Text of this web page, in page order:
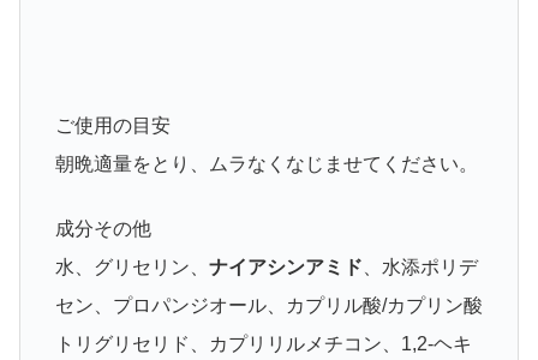
ご使用の目安
朝晩適量をとり、ムラなくなじませてください。
成分その他
水、グリセリン、 ナイアシンアミド 、水添ポリデ
セン、プロパンジオール、カプリル酸/カプリン酸
トリグリセリド、カプリリルメチコン、1,2-ヘキ